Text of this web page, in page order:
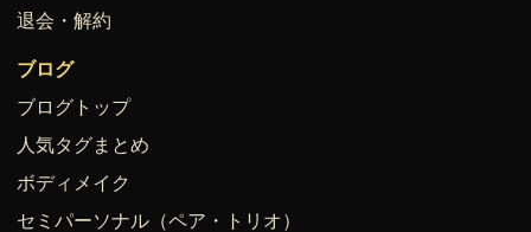
退会・解約
ブログ
ブログトップ
人気タグまとめ
ボディメイク
セミパーソナル（ペア・トリオ）